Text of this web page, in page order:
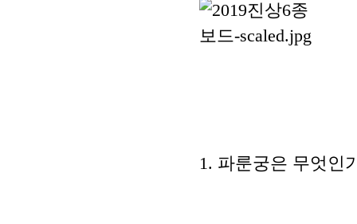
1. 파룬궁은 무엇인